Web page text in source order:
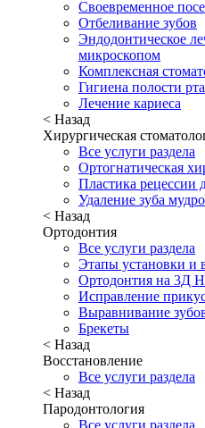
Своевременное
Отбеливание зубов
Эндодонтическое
микроскопом
Комплексная
Гигиена полости рта
Лечение кариеса
< Назад
Хирургическая
Все услуги раздела
Ортогнатическая
Пластика рецессии
Удаление зуба
< Назад
Ортодонтия
Все услуги раздела
Этапы установки и
Ортодонтия на 3Д
Исправление
Выравнивание
Брекеты
< Назад
Восстановление
Все услуги раздела
< Назад
Пародонтология
Все услуги раздела